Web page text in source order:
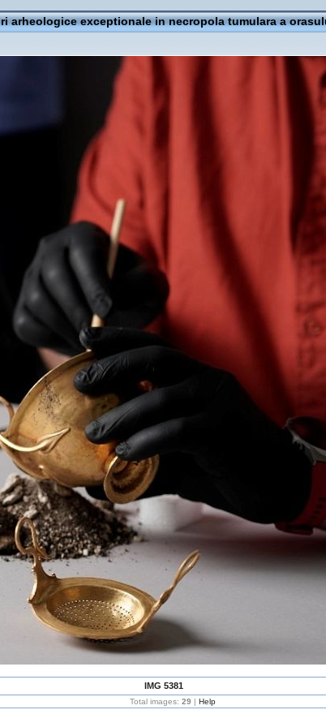
arheologice exceptionale in necropola tumulara a
IMG 5381
Total images: 29 | Help